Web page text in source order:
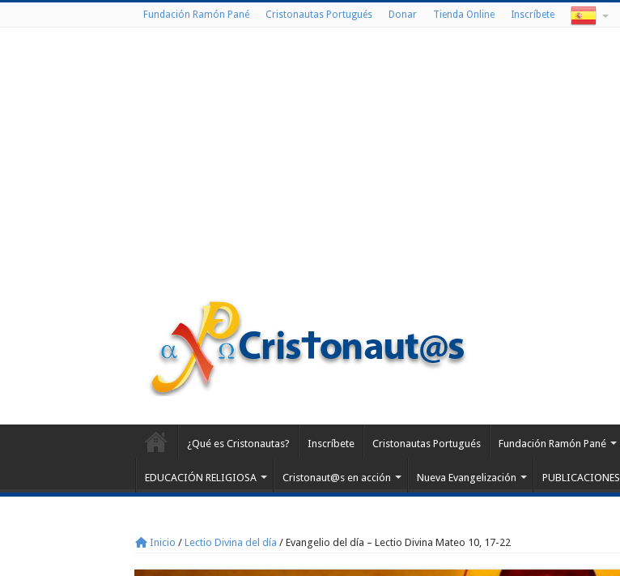
Fundación Ramón Pané Cristonautas Portugués Donar Tienda Online Inscríbete
¿Qué es Cristonautas? Inscríbete Cristonautas Portugués Fundación Ramón Pané
EDUCACIÓN RELIGIOSA Cristonaut@s en acción Nueva Evangelización PUBLICACIONES
Inicio / Lectio Divina del día / Evangelio del día – Lectio Divina Mateo 10, 17-22